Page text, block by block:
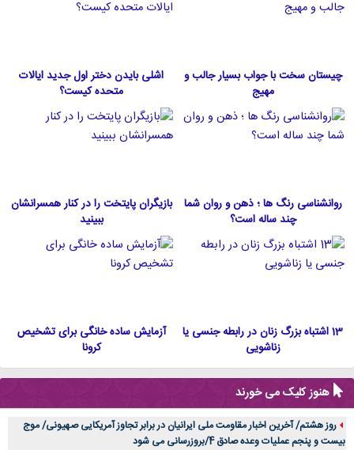
چیستان سخت با جواب بسیار جالب و
مهیج
اشلی بایدن دختر اول جدید ایالات
متحده كيست؟
روانشناسی رنگ ها ؛ ذهن و روان شما
چند ساله است؟
بازیگران پایتخت را در کنار همسرانشان
ببینید
13 اشتباه بزرگ زنان در رابطه جنسی یا
زناشویی
آزمایش ساده خانگی برای تشخیص
کرونا
هنوز کلیک می خورند
روز هشتم/ آخرین اخبار مقاومت ملی ایرانیان در برابر تجاوز آمریکایی صهیونی/ موج
بیست و پنجم عملیات وعده صادق 4/بروزرسانی می شود